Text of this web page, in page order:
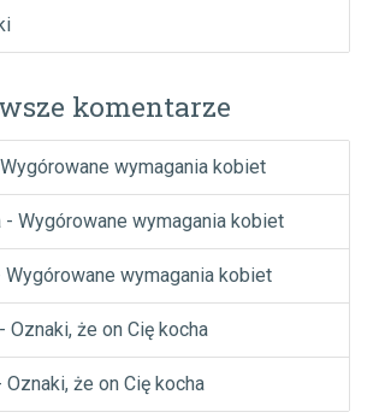
komentarze
Wygórowane wymagania kobiet
- Wygórowane wymagania kobiet
Wygórowane wymagania kobiet
- Oznaki, że on Cię kocha
Oznaki, że on Cię kocha